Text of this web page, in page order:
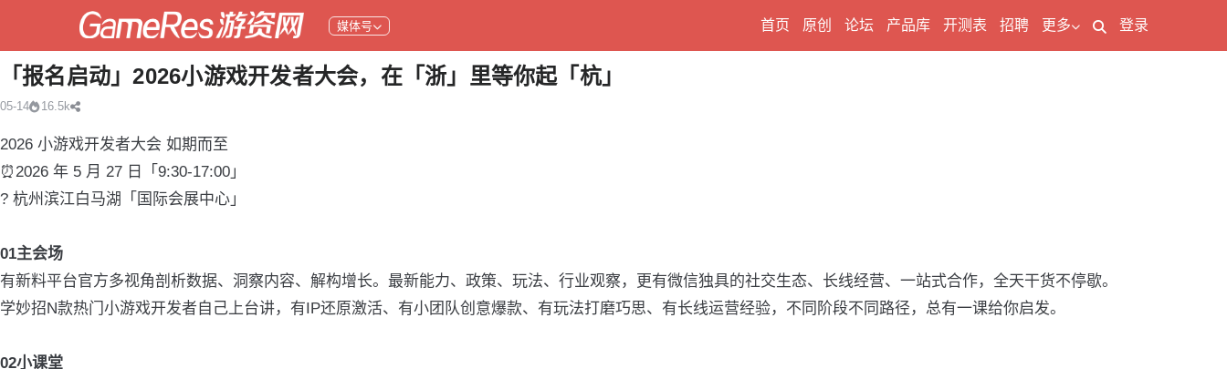
媒体号 首页 原创 论坛 产品库 开测表 招聘 更多 登录
「报名启动」2026小游戏开发者大会，在「浙」里等你起「杭」
05-14 16.5k
2026 小游戏开发者大会 如期而至
⏰️2026 年 5 月 27 日「9:30-17:00」
? 杭州滨江白马湖「国际会展中心」
01主会场
有新料平台官方多视角剖析数据、洞察内容、解构增长。最新能力、政策、玩法、行业观察，更有微信独具的社交生态、长线经营、一站式合作，全天干货不停歇。
学妙招N款热门小游戏开发者自己上台讲，有IP还原激活、有小团队创意爆款、有玩法打磨巧思、有长线运营经验，不同阶段不同路径，总有一课给你启发。
02小课堂